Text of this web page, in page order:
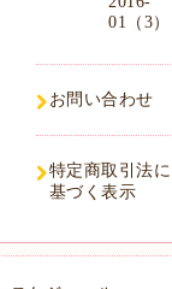
01（3）
お問い合わせ
特定商取引法に
基づく表示